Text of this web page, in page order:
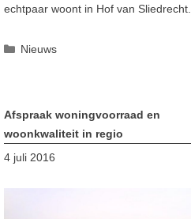
echtpaar woont in Hof van Sliedrecht.
Categorieën
Nieuws
Afspraak woningvoorraad en
woonkwaliteit in regio
4 juli 2016